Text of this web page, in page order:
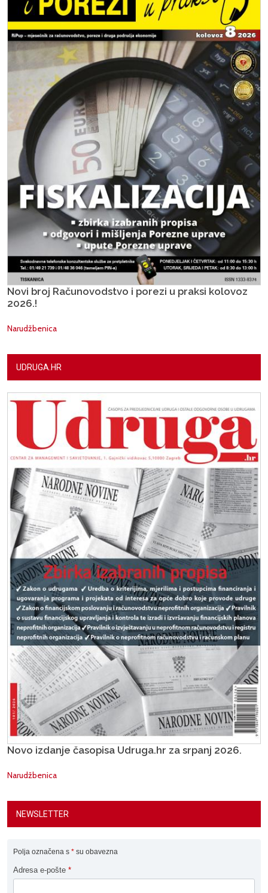
Novi broj Računovodstvo i porezi u praksi kolovoz
2026.!
Narudžbenica
UDRUGA.HR
Novo izdanje časopisa Udruga.hr za srpanj 2026.
Narudžbenica
NEWSLETTER
Polja označena s * su obavezna
Adresa e-pošte *